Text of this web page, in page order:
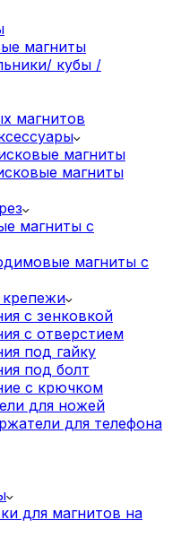
магниты
кубы /
магнитов
магниты
магниты
магниты с
магниты с
с зенковкой
с отверстием
под гайку
под болт
с крючком
для ножей
для телефона
для магнитов на